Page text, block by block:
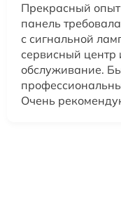
Прекрасный
панель
с сигнальной
сервисный центр
обслуживание.
Очень